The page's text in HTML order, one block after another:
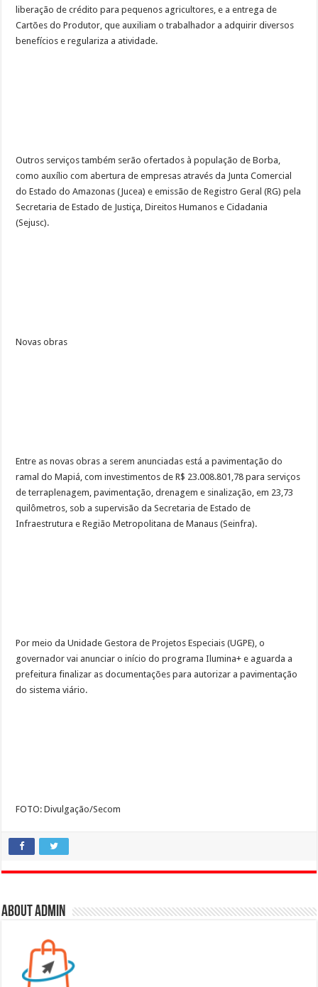
liberação de crédito para pequenos agricultores, e a entrega de
Cartões do Produtor, que auxiliam o trabalhador a adquirir diversos
benefícios e regulariza a atividade.
Outros serviços também serão ofertados à população de Borba,
como auxílio com abertura de empresas através da Junta Comercial
do Estado do Amazonas (Jucea) e emissão de Registro Geral (RG) pela
Secretaria de Estado de Justiça, Direitos Humanos e Cidadania
(Sejusc).
Novas obras
Entre as novas obras a serem anunciadas está a pavimentação do
ramal do Mapiá, com investimentos de R$ 23.008.801,78 para serviços
de terraplenagem, pavimentação, drenagem e sinalização, em 23,73
quilômetros, sob a supervisão da Secretaria de Estado de
Infraestrutura e Região Metropolitana de Manaus (Seinfra).
Por meio da Unidade Gestora de Projetos Especiais (UGPE), o
governador vai anunciar o início do programa Ilumina+ e aguarda a
prefeitura finalizar as documentações para autorizar a pavimentação
do sistema viário.
FOTO: Divulgação/Secom
About admin